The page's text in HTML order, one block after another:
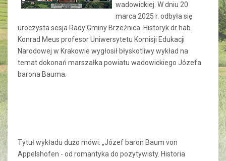
wadowickiej. W dniu 20
marca 2025 r. odbyła się
uroczysta sesja Rady Gminy Brzeźnica. Historyk dr hab.
Konrad Meus profesor Uniwersytetu Komisji Edukacji
Narodowej w Krakowie wygłosił błyskotliwy wykład na
temat dokonań marszałka powiatu wadowickiego Józefa
barona Bauma.
Tytuł wykładu dużo mówi: „Józef baron Baum von
Appelshofen - od romantyka do pozytywisty. Historia